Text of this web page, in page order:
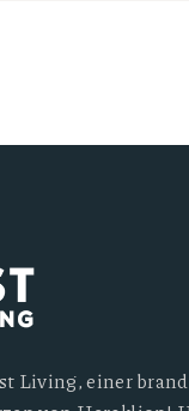
Living, einer